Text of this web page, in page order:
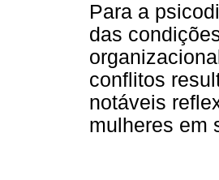
Para a
das
conflitos
notáveis
mulheres em